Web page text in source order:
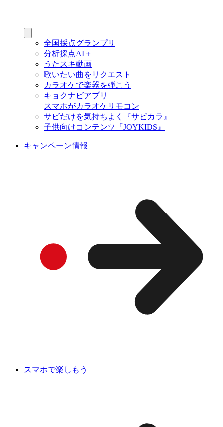
全国採点グランプリ
分析採点AI＋
うたスキ動画
歌いたい曲をリクエスト
カラオケで楽器を弾こう
キョクナビアプリ
スマホがカラオケリモコン
サビだけを気持ちよく『サビカラ』
子供向けコンテンツ『JOYKIDS』
キャンペーン情報
スマホで楽しもう